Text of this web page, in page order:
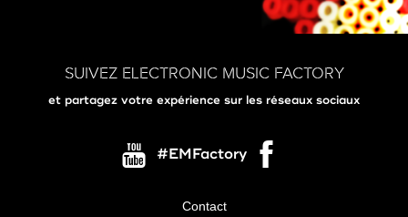
SUIVEZ ELECTRONIC MUSIC FACTORY
et partagez votre expérience sur les réseaux sociaux
#EMFactory
Contact